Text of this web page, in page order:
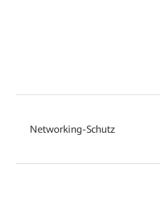
Networking-Schutz